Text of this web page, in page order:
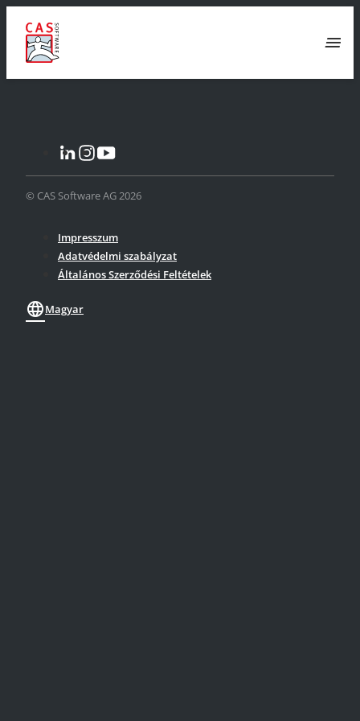
menu
© CAS Software AG 2026
Impresszum
Adatvédelmi szabályzat
Általános Szerződési Feltételek
languageMagyar